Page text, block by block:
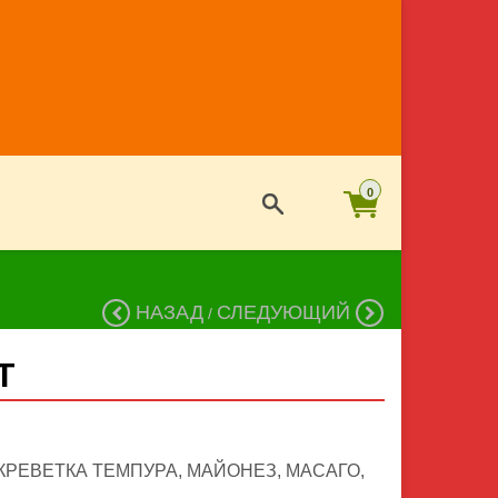
0
НАЗАД / СЛЕДУЮЩИЙ
ТЕМПУРА, МАЙОНЕЗ, МАСАГО,